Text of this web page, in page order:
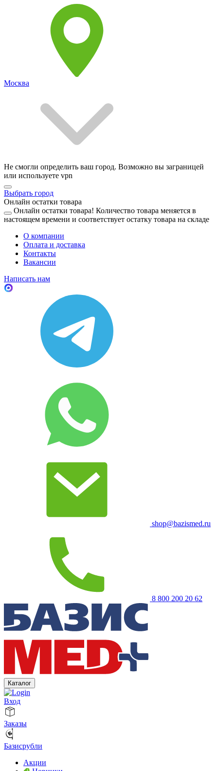
Москва
Не смогли определить ваш город. Возможно вы заграницей
или используете vpn
Выбрать город
Онлайн остатки товара
Онлайн остатки товара! Количество товара меняется в
настоящем времени и соответствует остатку товара на складе
О компании
Оплата и доставка
Контакты
Вакансии
Написать нам
shop@bazismed.ru
8 800 200 20 62
Каталог
Вход
Заказы
Базисрубли
Акции